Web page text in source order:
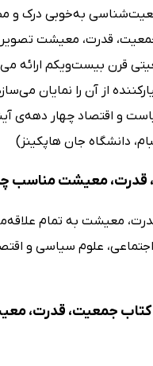
به‌خوبی درک و
قدرت، معیشت تصویر
قرن بیست‌ویکم ارائه
از آن را نمایان
و اقتصاد چهار دهه‌ی
دانشگاه جان هاپکینز)
قدرت، معیشت مناسب
معیشت به تمام
علوم سیاسی و
کتاب جمعیت، قدرت،